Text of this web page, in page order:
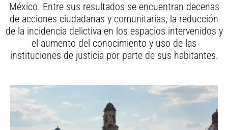
Miguel Hidalgo, CDMX, en beneficio de 38 mil
habitantes.
México. Entre sus resultados se encuentran decenas
de acciones ciudadanas y comunitarias, la reducción
de la incidencia delictiva en los espacios intervenidos y
el aumento del conocimiento y uso de las
instituciones de justicia por parte de sus habitantes.